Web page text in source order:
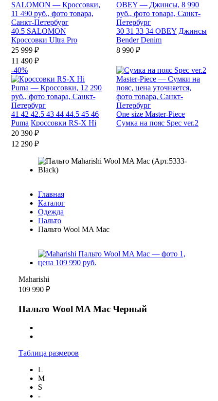
40.5 SALOMON
Кроссовки Ultra Pro
25 999 ₽
11 490 ₽
30 31 33 34 OBEY Джинсы
Bender Denim
8 990 ₽
-40%
41 42 42.5 43 44 44.5 45 46
Puma Кроссовки RS-X Hi
20 390 ₽
12 290 ₽
One size Master-Piece
Сумка на пояс Spec ver.2
Главная
Каталог
Одежда
Пальто
Пальто Wool MA Mac
Maharishi
109 990 ₽
Пальто Wool MA Mac Черный
Таблица размеров
L
M
S
-